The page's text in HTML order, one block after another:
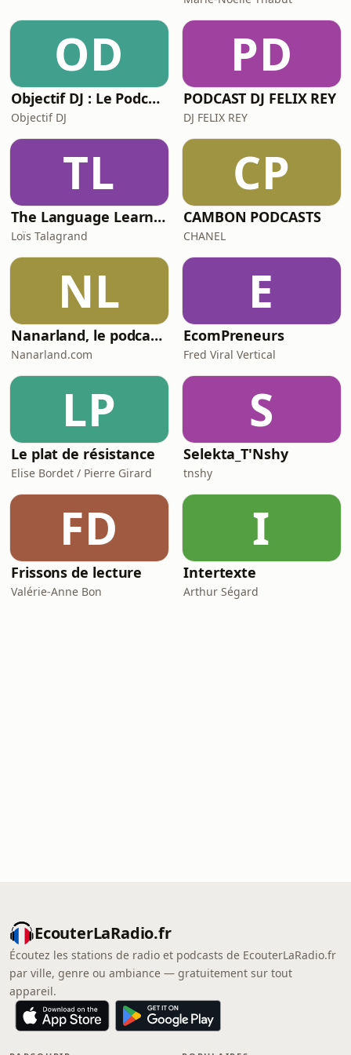
OD
Objectif DJ : Le Podcast
Objectif DJ
PD
PODCAST DJ FELIX REY
DJ FELIX REY
TL
The Language Learner
Loïs Talagrand
CP
CAMBON PODCASTS
CHANEL
NL
Nanarland, le podcast - Les mauvais films sympathiques en audio
Nanarland.com
E
EcomPreneurs
Fred Viral Vertical
LP
Le plat de résistance
Elise Bordet / Pierre Girard
S
Selekta_T'Nshy
tnshy
FD
Frissons de lecture
Valérie-Anne Bon
I
Intertexte
Arthur Ségard
EcouterLaRadio.fr
Écoutez les stations de radio et podcasts de EcouterLaRadio.fr
par ville, genre ou ambiance — gratuitement sur tout
appareil.